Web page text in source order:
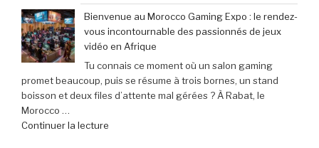
compteurs
de
joueurs
connectés,
trois
ans
après
exceptionnelle
:
Le
clavier
Corsair
K70
Pro
Bienvenue au Morocco Gaming Expo : le rendez-
vous incontournable des passionnés de jeux
vidéo en Afrique
Tu connais ce moment où un salon gaming
promet beaucoup, puis se résume à trois bornes, un stand
boisson et deux files d’attente mal gérées ? À Rabat, le
Morocco …
Continuer la lecture